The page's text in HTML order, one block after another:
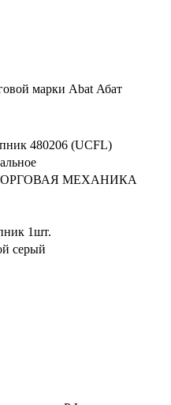
марки Abat Абат
480206 (UCFL)
МЕХАНИКА
1шт.
серый